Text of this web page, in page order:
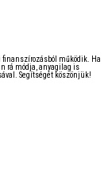
működik. Ha
rá módja, anyagilag is
Segítségét köszönjük!